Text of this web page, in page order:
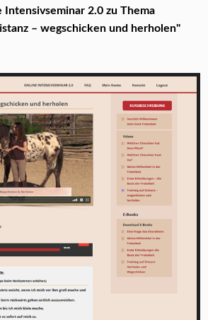
Intensivseminar 2.0 zu Thema
– wegschicken und herholen"